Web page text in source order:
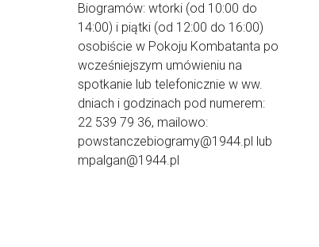
Biogramów: wtorki (od 10:00 do
14:00) i piątki (od 12:00 do 16:00)
osobiście w Pokoju Kombatanta po
wcześniejszym umówieniu na
spotkanie lub telefonicznie w ww.
dniach i godzinach pod numerem:
22 539 79 36, mailowo:
powstanczebiogramy@1944.pl lub
mpalgan@1944.pl